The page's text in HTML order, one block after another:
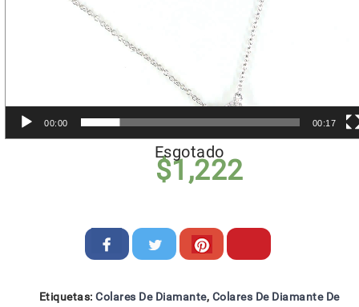
00:00 00:17
$1,222
Esgotado
Etiquetas: Colares De Diamante, Colares De Diamante De